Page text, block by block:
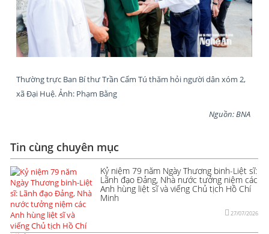
Thường trực Ban Bí thư Trần Cẩm Tú thăm hỏi người dân xóm 2,
xã Đại Huệ. Ảnh: Phạm Bằng
Nguồn: BNA
Tin cùng chuyên mục
Kỷ niệm 79 năm Ngày Thương binh-Liệt sĩ:
Lãnh đạo Đảng, Nhà nước tưởng niệm các
Anh hùng liệt sĩ và viếng Chủ tịch Hồ Chí
Minh
27/07/2026